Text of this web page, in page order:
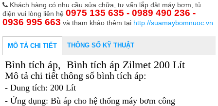
Khách hàng có nhu cầu sửa chữa, tư vấn lắp đặt máy bơm, tủ
điện vui lòng liên hệ 0975 135 635 - 0989 490 236 -
0936 995 663 và tham khảo thêm tại http://suamaybomnuoc.vn
MÔ TẢ CHI TIẾT THÔNG SỐ KỸ THUẬT
Bình tích áp, Bình tích áp Zilmet 200 Lít
Mô tả chi tiết thông số bình tích áp:
- Dung tích: 200 Lít
- Ứng dụng: Bù áp cho hệ thống máy bơm công